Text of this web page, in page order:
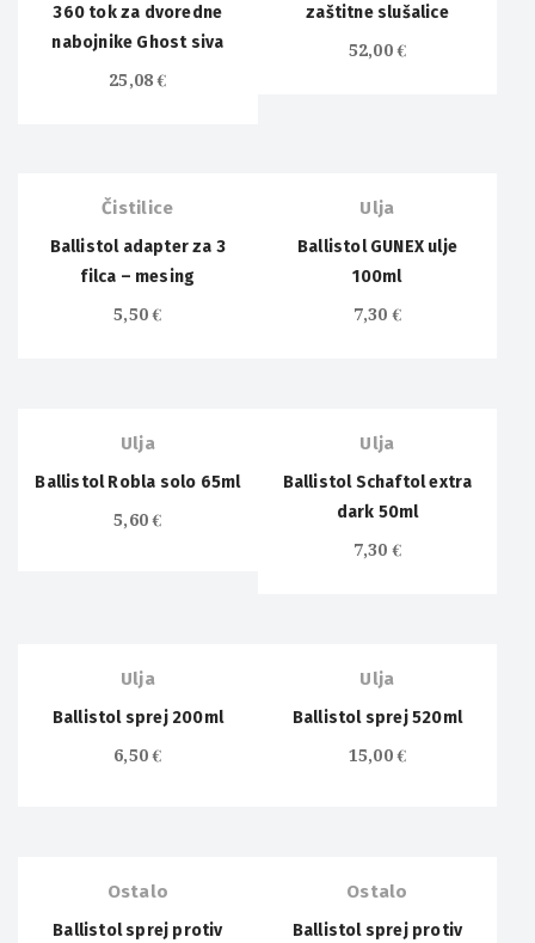
360 tok za dvoredne
nabojnike Ghost siva
25,08€
zaštitne slušalice
52,00€
Čistilice
Ballistol adapter za 3
filca – mesing
5,50€
Ulja
Ballistol GUNEX ulje
100ml
7,30€
Ulja
Ballistol Robla solo 65ml
5,60€
Ulja
Ballistol Schaftol extra
dark 50ml
7,30€
Ulja
Ballistol sprej 200ml
6,50€
Ulja
Ballistol sprej 520ml
15,00€
Ostalo
Ballistol sprej protiv
Ostalo
Ballistol sprej protiv